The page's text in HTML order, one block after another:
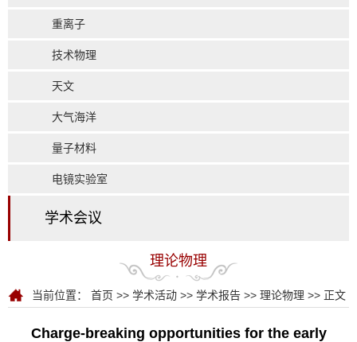
重离子
技术物理
天文
大气海洋
量子材料
电镜实验室
学术会议
理论物理
当前位置： 首页 >> 学术活动 >> 学术报告 >> 理论物理 >> 正文
Charge-breaking opportunities for the early